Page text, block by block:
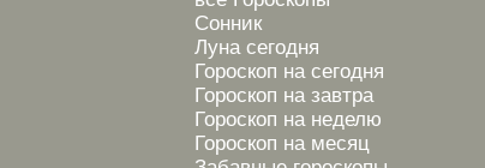
Сонник
Луна сегодня
Гороскоп на сегодня
Гороскоп на завтра
Гороскоп на неделю
Гороскоп на месяц